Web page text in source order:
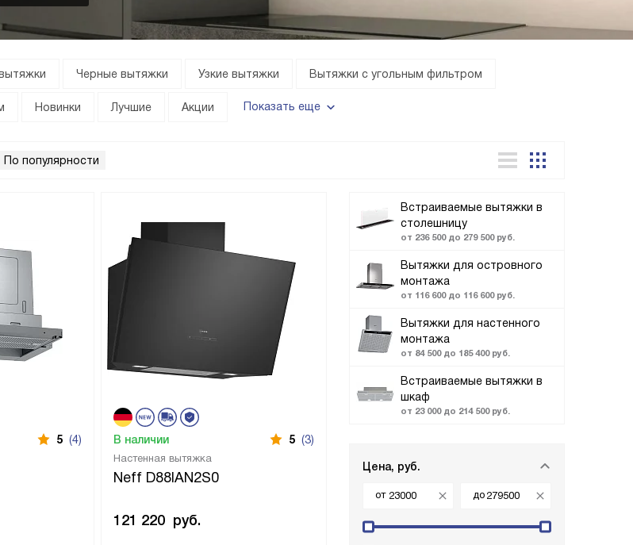
Черные вытяжки Узкие вытяжки Вытяжки с угольным фильтром
Новинки Лучшие Акции Показать еще
По популярности
Встраиваемые вытяжки в
столешницу
от 236 500 до 279 500 руб.
Вытяжки для островного
монтажа
от 116 600 до 116 600 руб.
Вытяжки для настенного
монтажа
от 84 500 до 185 400 руб.
Встраиваемые вытяжки в
шкаф
от 23 000 до 214 500 руб.
Цена, руб.
от до
5 (4)
Настенная вытяжка
Neff D88IAN2S0
В наличии 5 (3)
121 220 руб.